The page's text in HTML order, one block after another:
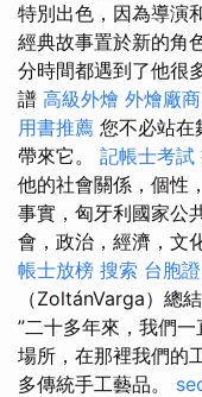
特別出色，因為導演
經典故事置於新的角
分時間都遇到了他很
譜 高級外燴 外燴廠商
用書推薦 您不必站在
帶來它。 記帳士考試
他的社會關係，個性
事實，匈牙利國家公
會，政治，經濟，文
帳士放榜 搜索 台胞
（ZoltánVarga）總
”二十多年來，我們
場所，在那裡我們的
多傳統手工藝品。